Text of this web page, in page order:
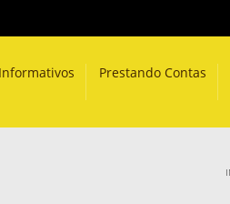
Informativos Prestando Contas